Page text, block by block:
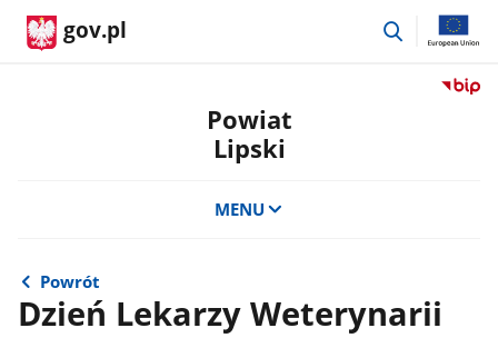
gov.pl
przejdź
Przejdź
Powiat
Lipski
MENU
Powrót
Dzień Lekarzy Weterynarii